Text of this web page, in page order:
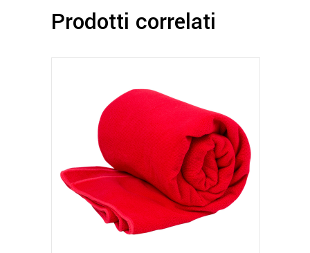
Prodotti correlati
Questo
prodotto
ha
più
varianti.